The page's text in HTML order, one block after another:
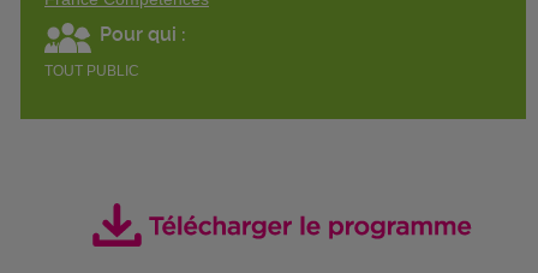
Pour qui :
TOUT PUBLIC